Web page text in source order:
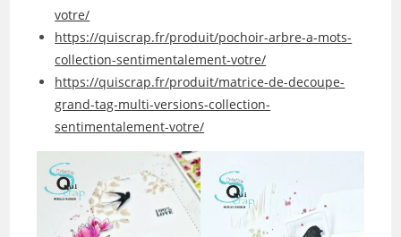
votre/
https://quiscrap.fr/produit/pochoir-arbre-a-mots-
collection-sentimentalement-votre/
https://quiscrap.fr/produit/matrice-de-decoupe-
grand-tag-multi-versions-collection-
sentimentalement-votre/